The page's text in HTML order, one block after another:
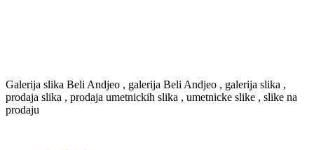
Galerija slika Beli Andjeo , galerija Beli Andjeo , galerija slika ,
prodaja slika , prodaja umetnickih slika , umetnicke slike , slike na
prodaju